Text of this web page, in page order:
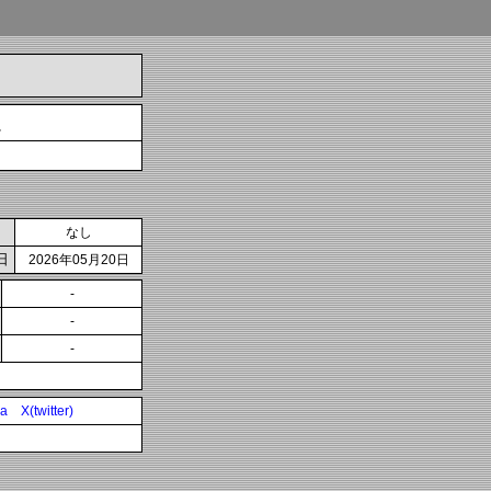
なし
2026年05月20日
-
-
-
X(twitter)